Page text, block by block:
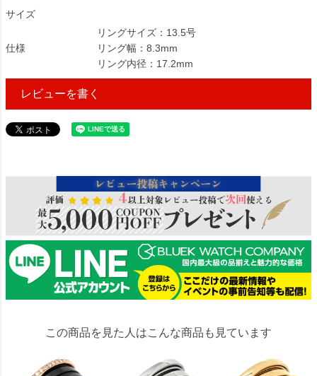
サイズ
仕様
リングサイズ：13.5号
リング幅：8.3mm
リング内径：17.2mm
レビューを書く
この商品を見た人はこんな商品も見ています